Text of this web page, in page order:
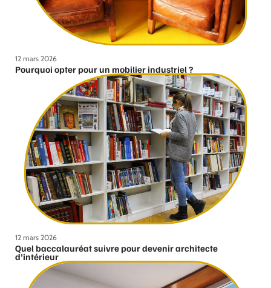
12 mars 2026
Pourquoi opter pour un mobilier industriel ?
12 mars 2026
Quel baccalauréat suivre pour devenir architecte
d’intérieur